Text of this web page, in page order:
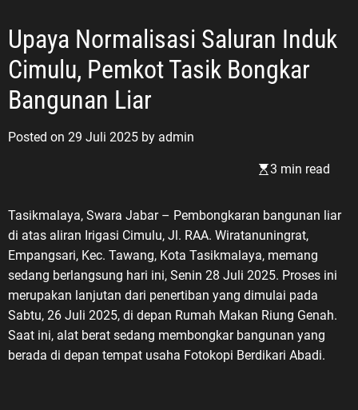
Upaya Normalisasi Saluran Induk
Cimulu, Pemkot Tasik Bongkar
Bangunan Liar
Posted on 29 Juli 2025 by admin
3 min read
Tasikmalaya, Swara Jabar – Pembongkaran bangunan liar
di atas aliran Irigasi Cimulu, Jl. RAA. Wiratanuningrat,
Empangsari, Kec. Tawang, Kota Tasikmalaya, memang
sedang berlangsung hari ini, Senin 28 Juli 2025. Proses ini
merupakan lanjutan dari penertiban yang dimulai pada
Sabtu, 26 Juli 2025, di depan Rumah Makan Riung Genah.
Saat ini, alat berat sedang membongkar bangunan yang
berada di depan tempat usaha Fotokopi Berdikari Abadi.